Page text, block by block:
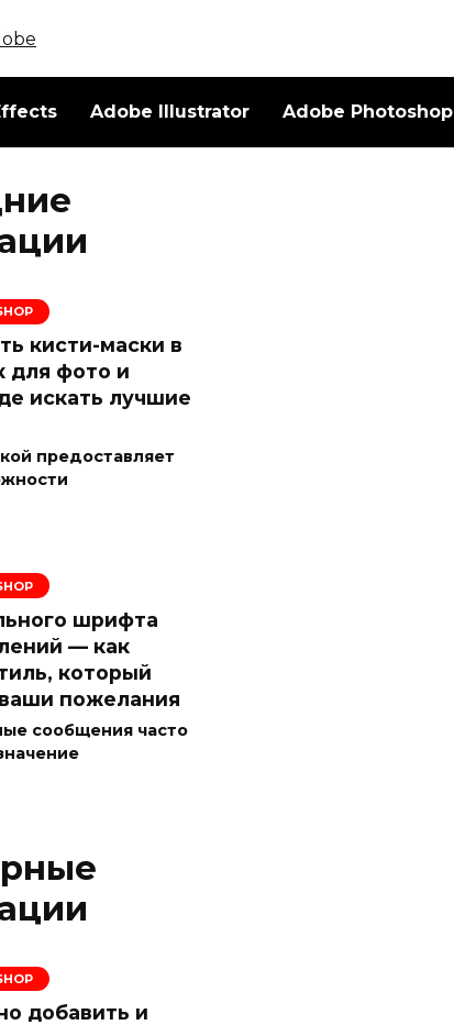
Adobe Illustrator Adobe Photoshop
кисти-маски в
для фото и
искать лучшие
предоставляет
шрифта
— как
который
пожелания
сообщения часто
добавить и